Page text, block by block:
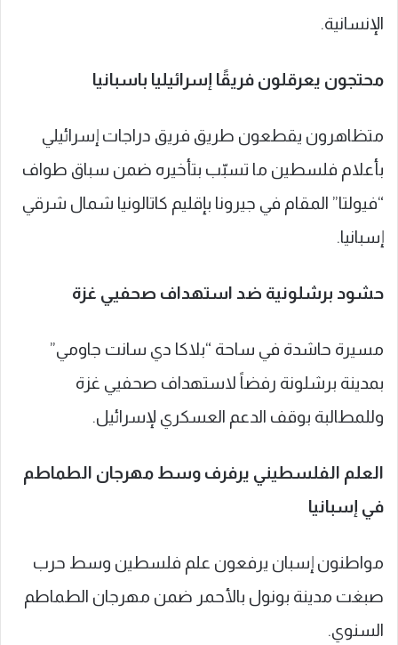
الإنسانية.
محتجون يعرقلون فريقًا إسرائيليا باسبانيا
متظاهرون يقطعون طريق فريق دراجات إسرائيلي
بأعلام ‎فلسطين ما تسبّب بتأخيره ضمن سباق طواف
“فيولتا” المقام في جيرونا بإقليم كاتالونيا شمال شرقي
حشود برشلونية ضد استهداف صحفيي غزة
مسيرة حاشدة في ساحة “بلاكا دي سانت جاومي”
بمدينة ‎برشلونة رفضاً لاستهداف صحفيي غزة
وللمطالبة بوقف الدعم العسكري لإسرائيل.
العلم الفلسطيني يرفرف وسط مهرجان الطماطم
في إسبانيا
مواطنون إسبان يرفعون علم فلسطين وسط حرب
صبغت مدينة بونول بالأحمر ضمن مهرجان الطماطم
السنوي.